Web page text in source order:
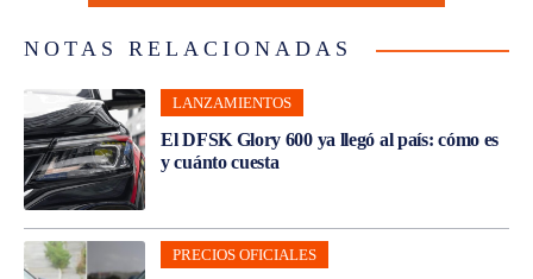
NOTAS RELACIONADAS
LANZAMIENTOS
El DFSK Glory 600 ya llegó al país: cómo es
y cuánto cuesta
PRECIOS OFICIALES